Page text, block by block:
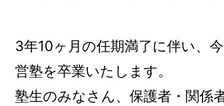
3年10ヶ月の任期満了に伴い、
営塾を卒業いたします。
塾生のみなさん、保護者・関係